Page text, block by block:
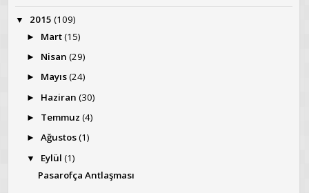
▼ 2015 (109)
► Mart(15)
► Nisan (29)
► Mayıs(24)
► Haziran (30)
► Temmuz (4)
► Ağustos(1)
▼ Eylül (1)
Pasarofça Antlaşması